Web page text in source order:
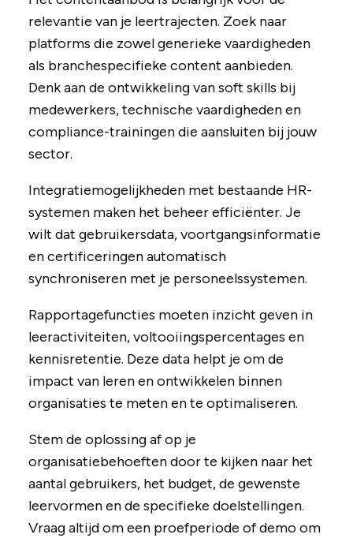
relevantie van je leertrajecten. Zoek naar
platforms die zowel generieke vaardigheden
als branchespecifieke content aanbieden.
Denk aan de ontwikkeling van soft skills bij
medewerkers, technische vaardigheden en
compliance-trainingen die aansluiten bij jouw
sector.
Integratiemogelijkheden met bestaande HR-
systemen maken het beheer efficiënter. Je
wilt dat gebruikersdata, voortgangsinformatie
en certificeringen automatisch
synchroniseren met je personeelssystemen.
Rapportagefuncties moeten inzicht geven in
leeractiviteiten, voltooiingspercentages en
kennisretentie. Deze data helpt je om de
impact van leren en ontwikkelen binnen
organisaties te meten en te optimaliseren.
Stem de oplossing af op je
organisatiebehoeften door te kijken naar het
aantal gebruikers, het budget, de gewenste
leervormen en de specifieke doelstellingen.
Vraag altijd om een proefperiode of demo om